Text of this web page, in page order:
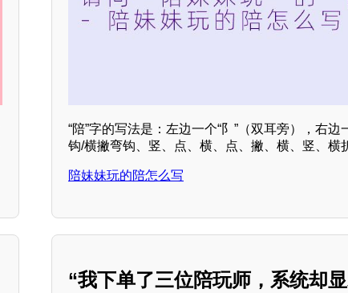
“陪”字的写法是：左边一个“阝”（双耳旁），右
钩/横撇弯钩、竖、点、横、点、撇、横、竖、横
陪妹妹玩的陪怎么写
“我下单了三位陪玩师，系统却